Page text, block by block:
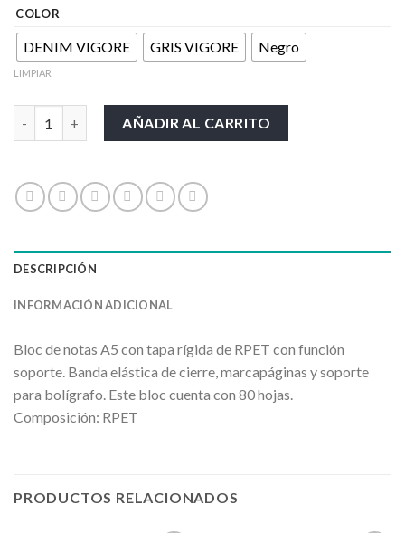
COLOR
DENIM VIGORE GRIS VIGORE Negro
LIMPIAR
AÑADIR AL CARRITO
DESCRIPCIÓN
INFORMACIÓN ADICIONAL
Bloc de notas A5 con tapa rígida de RPET con función
soporte. Banda elástica de cierre, marcapáginas y soporte
para bolígrafo. Este bloc cuenta con 80 hojas.
Composición: RPET
PRODUCTOS RELACIONADOS